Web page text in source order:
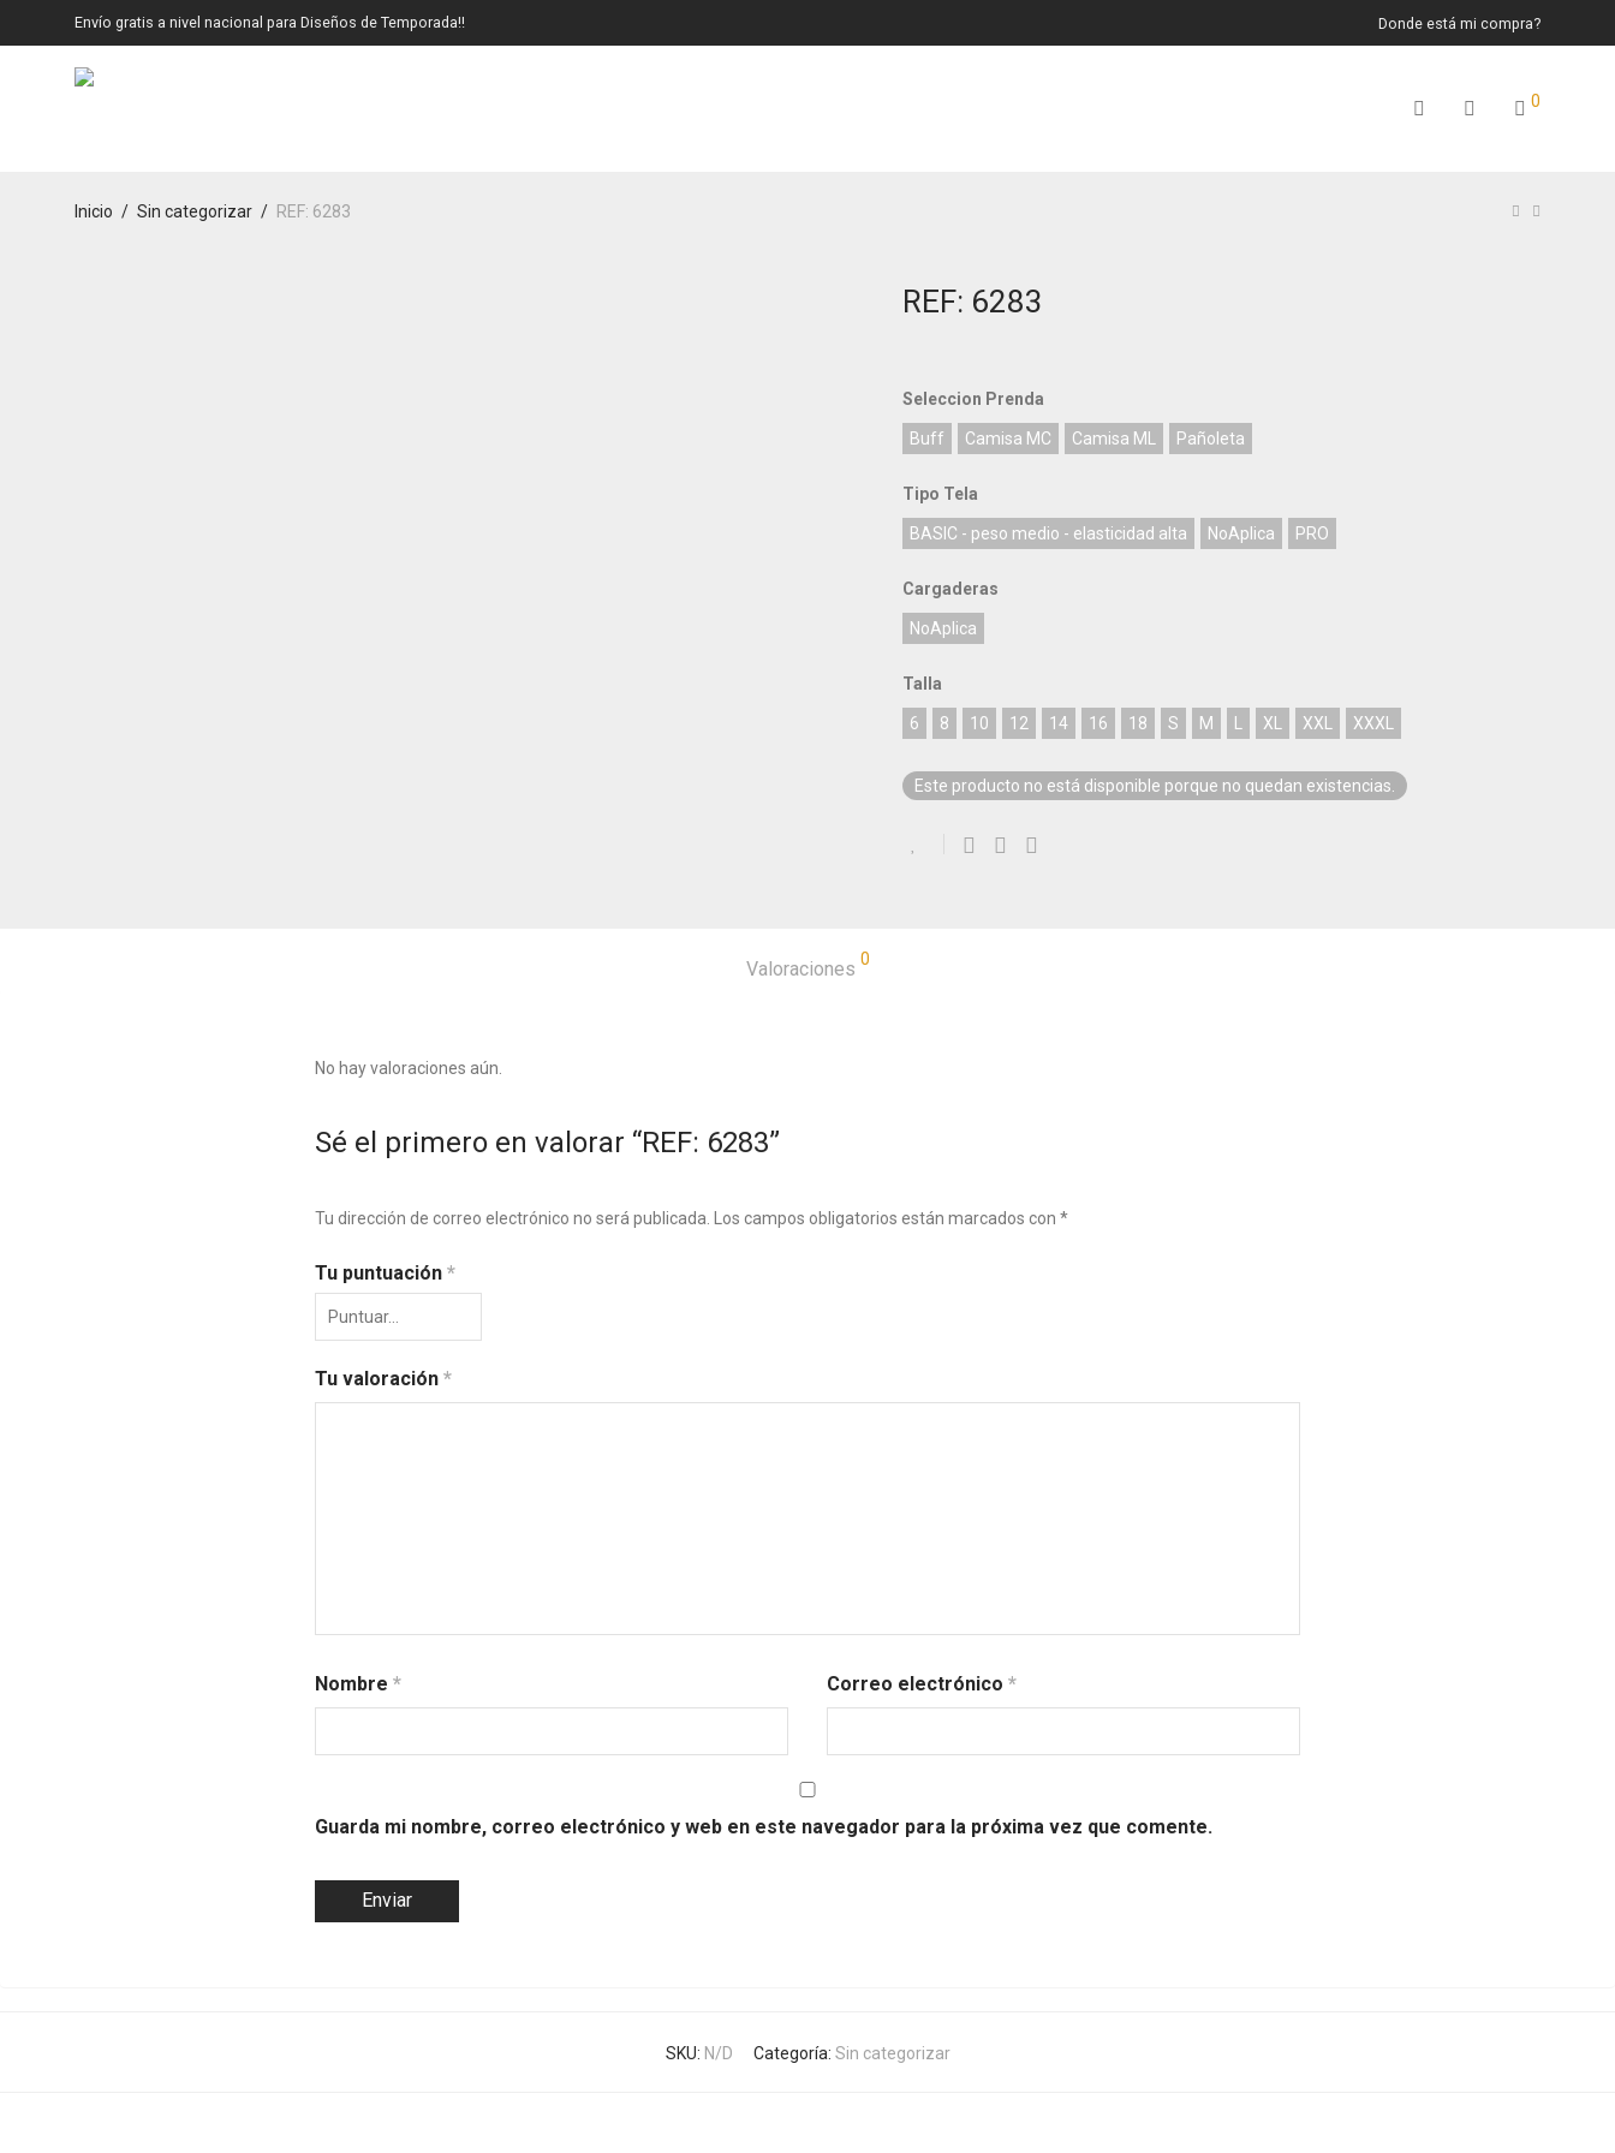
Envío gratis a nivel nacional para Diseños de Temporada!! Donde está mi compra?
0
Inicio / Sin categorizar / REF: 6283
REF: 6283
Seleccion Prenda
Buff Camisa MC Camisa ML Pañoleta
Tipo Tela
BASIC - peso medio - elasticidad alta NoAplica PRO
Cargaderas
NoAplica
Talla
6 8 10 12 14 16 18 S M XL XXL XXXL
Este producto no está disponible porque no quedan existencias.
Valoraciones 0
No hay valoraciones aún.
Sé el primero en valorar “REF: 6283”
Tu dirección de correo electrónico no será publicada. Los campos obligatorios están marcados con *
Tu puntuación *
Tu valoración *
Nombre * Correo electrónico*
Guarda mi nombre, correo electrónico y web en este navegador para la próxima vez que comente.
SKU: N/D Categoría: Sin categorizar